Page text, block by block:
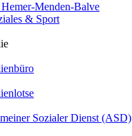
Menden-Balve
& Sport
Sozialer Dienst (ASD)